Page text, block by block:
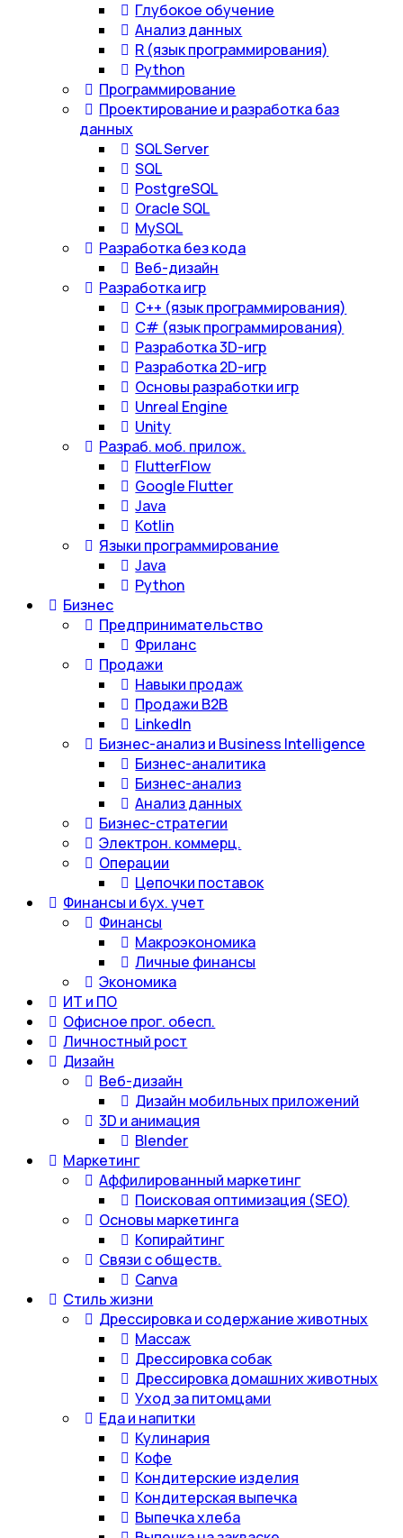
Глубокое обучение
Анализ данных
R (язык программирования)
Python
Программирование
Проектирование и разработка баз
данных
SQL Server
SQL
PostgreSQL
Oracle SQL
MySQL
Разработка без кода
Веб-дизайн
Разработка игр
С++ (язык программирования)
С# (язык программирования)
Разработка 3D-игр
Разработка 2D-игр
Основы разработки игр
Unreal Engine
Unity
Разраб. моб. прилож.
FlutterFlow
Google Flutter
Java
Kotlin
Языки программирование
Java
Python
Бизнес
Предпринимательство
Фриланс
Продажи
Навыки продаж
Продажи B2B
LinkedIn
Бизнес-анализ и Business Intelligence
Бизнес-аналитика
Бизнес-анализ
Анализ данных
Бизнес-стратегии
Электрон. коммерц.
Операции
Цепочки поставок
Финансы и бух. учет
Финансы
Макроэкономика
Личные финансы
Экономика
ИТ и ПО
Офисное прог. обесп.
Личностный рост
Дизайн
Веб-дизайн
Дизайн мобильных приложений
3D и анимация
Blender
Маркетинг
Аффилированный маркетинг
Поисковая оптимизация (SEO)
Основы маркетинга
Копирайтинг
Связи с обществ.
Canva
Стиль жизни
Дрессировка и содержание животных
Массаж
Дрессировка собак
Дрессировка домашних животных
Уход за питомцами
Еда и напитки
Кулинария
Кофе
Кондитерские изделия
Кондитерская выпечка
Выпечка хлеба